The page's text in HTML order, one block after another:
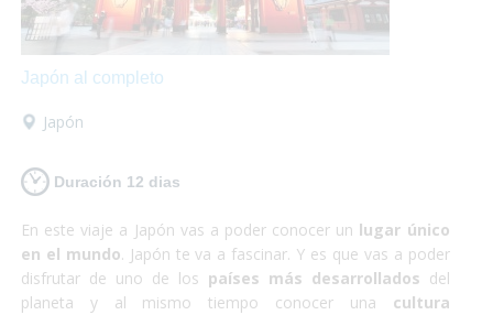
Japón al completo
Japón
Duración 12 dias
En este viaje a Japón vas a poder conocer un lugar único
en el mundo. Japón te va a fascinar. Y es que vas a poder
disfrutar de uno de los países más desarrollados del
planeta y al mismo tiempo conocer una cultura